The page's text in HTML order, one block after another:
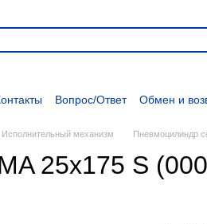
Вопрос/Ответ Обмен и
конфиденциальности Договор
механизм Пневмоцилиндр
25x175 S